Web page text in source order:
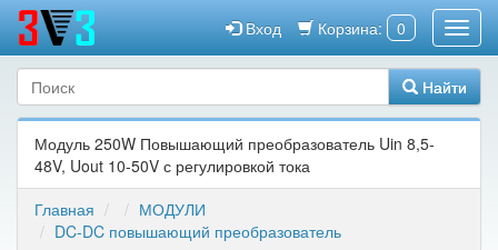
Корзина: 0
Вход
Найти
Модуль 250W Повышающий преобразователь Uin 8,5-
48V, Uout 10-50V с регулировкой тока
Главная
МОДУЛИ
DC-DC повышающий преобразователь